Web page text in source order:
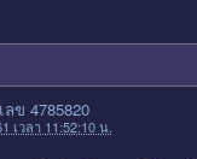
ข 4785820
เวลา 11:52:10 น.